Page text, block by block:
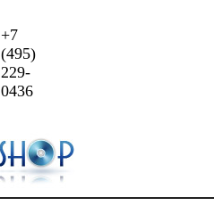
+7
(495)
229-
0436